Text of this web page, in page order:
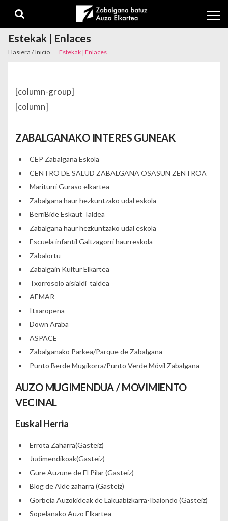
Estekak | Enlaces
Hasiera / Inicio Estekak | Enlaces
[column-group]
[column]
ZABALGANAKO INTERES GUNEAK
CEP Zabalgana Eskola
CENTRO DE SALUD ZABALGANA OSASUN ZENTROA
Mariturri Guraso elkartea
Zabalgana haur hezkuntzako udal eskola
BerriBide Eskaut Taldea
Zabalgana haur hezkuntzako udal eskola
Escuela infantil Galtzagorri haurreskola
Zabalortu
Zabalgain Kultur Elkartea
Txorrosolo aisialdi taldea
AEMAR
Itxaropena
Down Araba
ASPACE
Zabalganako Parkea/Parque de Zabalgana
Punto Berde Mugikorra/Punto Verde Móvil Zabalgana
AUZO MUGIMENDUA / MOVIMIENTO
VECINAL
Euskal Herria
Errota Zaharra(Gasteiz)
Judimendikoak(Gasteiz)
Gure Auzune de El Pilar (Gasteiz)
Blog de Alde zaharra (Gasteiz)
Gorbeia Auzokideak de Lakuabizkarra-Ibaiondo (Gasteiz)
Sopelanako Auzo Elkartea